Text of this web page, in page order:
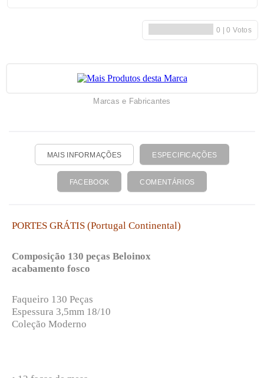
Marcas e Fabricantes
MAIS INFORMAÇÕES ESPECIFICAÇÕES
FACEBOOK COMENTÁRIOS
PORTES GRÁTIS (Portugal Continental)
Composição 130 peças Beloinox
acabamento fosco
Faqueiro 130 Peças
Espessura 3,5mm 18/10
Coleção Moderno